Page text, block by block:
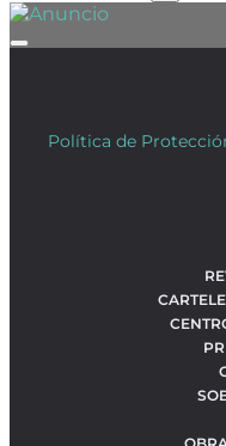
Política de